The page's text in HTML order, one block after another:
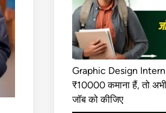
Graphic Design
₹10000 कमाना हैं, तो
जॉब को कीजिए